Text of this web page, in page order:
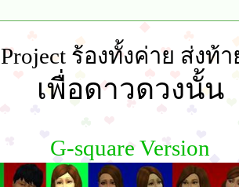
Project ร้องทั้งค่าย ส่งท้
เพื่อดาวดวงนั้น
G-square Version